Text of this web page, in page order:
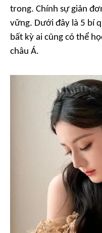
trong. Chính sự giản
vững. Dưới đây là 5 bí
bất kỳ ai cũng có thể
châu Á.